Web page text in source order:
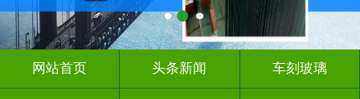
网站首页 头条新闻 车刻玻璃